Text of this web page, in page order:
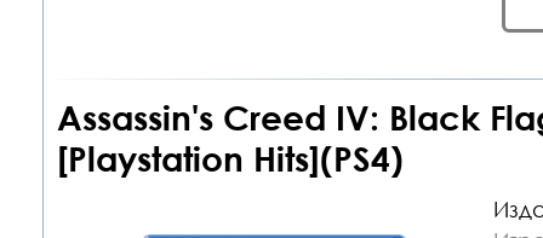
Assassin's Creed IV: Black
[Playstation Hits](PS4)